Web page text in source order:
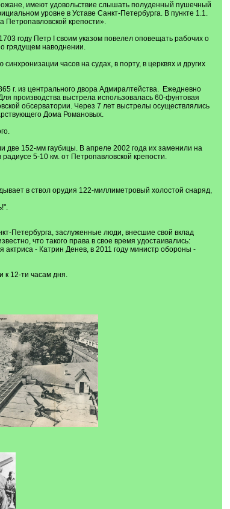
имеют удовольствие слышать полуденный пушечный
уровне в Уставе Санкт-Петербурга. В пункте 1.1.
Петропавловской крепости».
году Петр I своим указом повелел оповещать рабочих о
грядущем наводнении.
часов на судах, в порту, в церквях и других
г. из центрального двора Адмиралтейства. Ежедневно
производства выстрела использовалась 60-фунтовая
обсерватории. Через 7 лет выстрелы осуществлялись
Дома Романовых.
две 152-мм гаубицы. В апреле 2002 года их заменили на
5-10 км. от Петропавловской крепости.
в ствол орудия 122-миллиметровый холостой снаряд,
Петербурга, заслуженные люди, внесшие свой вклад
что такого права в свое время удостаивались:
- Катрин Денев, в 2011 году министр обороны -
к 12-ти часам дня.